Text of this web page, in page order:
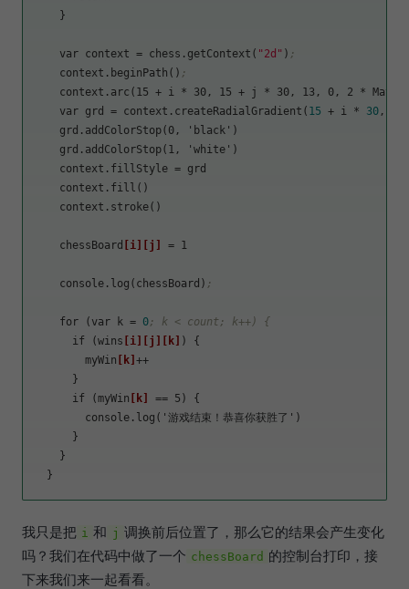
    }
    var
context = chess.getContext( "2d" ) ;
    context.beginPath()
;
context.arc(15 + i * 30, 15 + j * 30, 13, 0, 2 *
    var
grd = context.createRadialGradient( 15 + i * 30 ,
    grd.addColorStop(0, 'black')
    grd.addColorStop(1, 'white')
context.fillStyle = grd
    context.fill()
    context.stroke()
    chessBoard
[i] [j] = 1
    console.log(chessBoard)
;
    for (var
k = 0; k < count; k++) {
      if (wins
[i] [j] [k] ) {
        myWin
[k] ++
      }
      if (myWin
[k]
== 5) {
        console.log('游戏结束！恭喜你获胜了')
      }
    }
我只是把 i 和 j 调换前后位置了，那么它的结果会产生变化
吗？我们在代码中做了一个 chessBoard 的控制台打印，接
下来我们来一起看看。